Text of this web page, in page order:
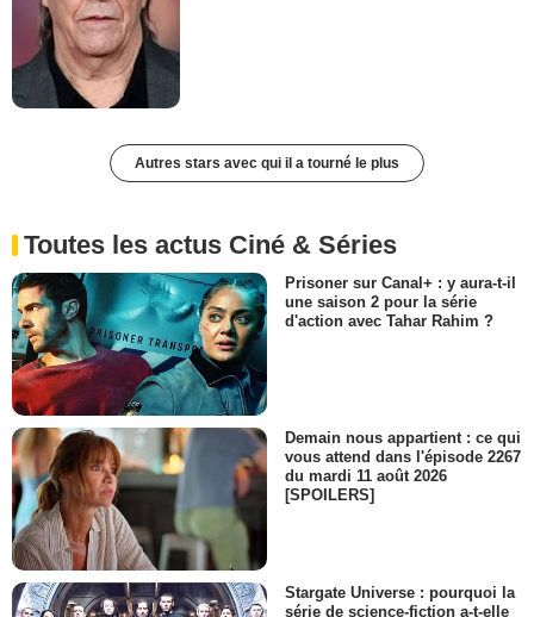
Autres stars avec qui il a tourné le plus
Toutes les actus Ciné & Séries
Prisoner sur Canal+ : y aura-t-il
une saison 2 pour la série
d'action avec Tahar Rahim ?
Demain nous appartient : ce qui
vous attend dans l'épisode 2267
du mardi 11 août 2026
[SPOILERS]
Stargate Universe : pourquoi la
série de science-fiction a-t-elle